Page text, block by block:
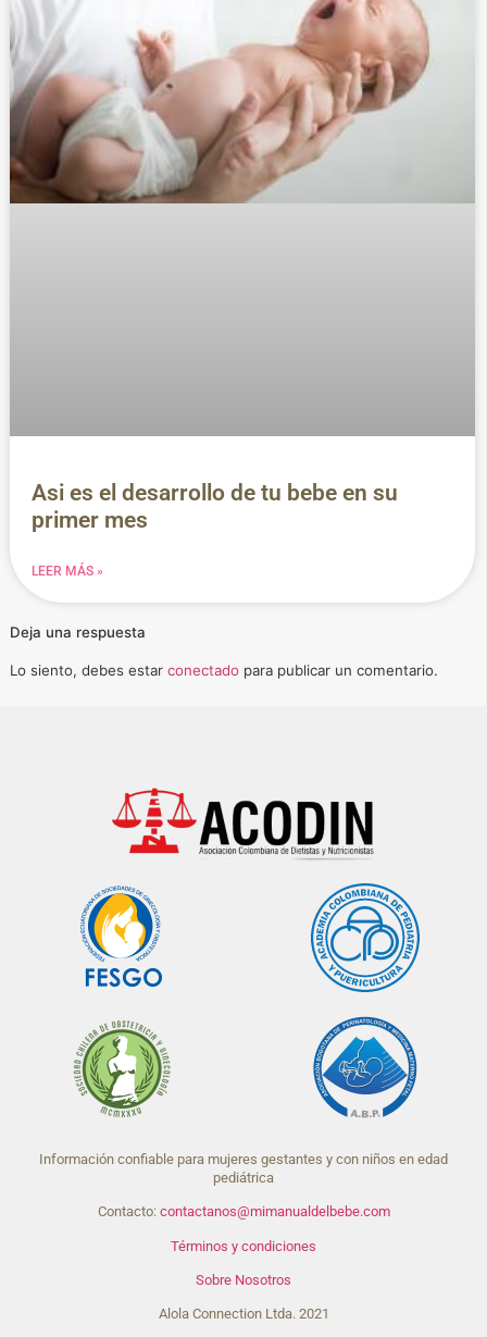
Asi es el desarrollo de tu bebe en su
primer mes
LEER MÁS »
Deja una respuesta
Lo siento, debes estar conectado para publicar un comentario.
Información confiable para mujeres gestantes y con niños en edad
pediátrica
Contacto: contactanos@mimanualdelbebe.com
Términos y condiciones
Sobre Nosotros
Alola Connection Ltda. 2021